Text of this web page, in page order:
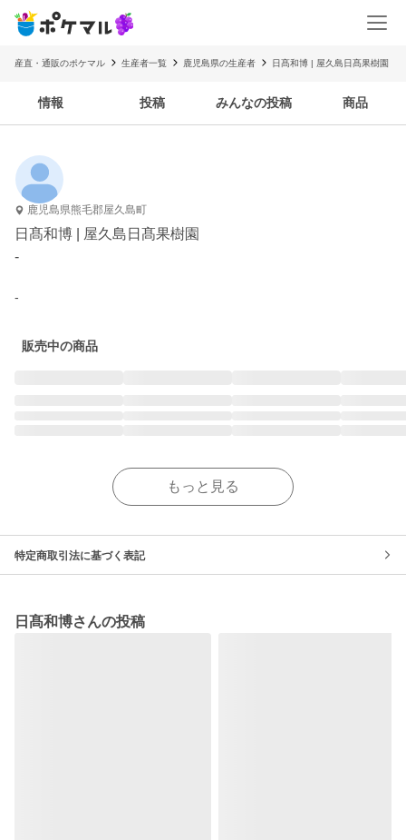
産直・通販のポケマル 生産者一覧 鹿児島県の生産者 日髙和博 | 屋久島日髙果樹園
情報 投稿 みんなの投稿 商品
鹿児島県熊毛郡屋久島町
日髙和博 | 屋久島日髙果樹園
-
-
販売中の商品
もっと見る
特定商取引法に基づく表記
日髙和博さんの投稿